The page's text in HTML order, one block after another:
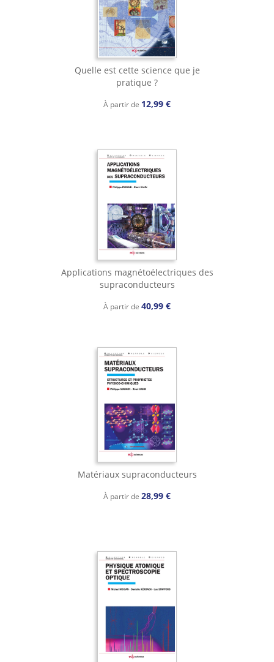
Quelle est cette science que je
pratique ?
À partir de 12,99 €
Applications magnétoélectriques des
supraconducteurs
À partir de 40,99 €
Matériaux supraconducteurs
À partir de 28,99 €